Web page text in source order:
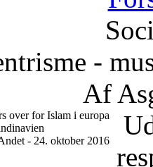
-
Af
over for Islam i europa
- 24. oktober 2016